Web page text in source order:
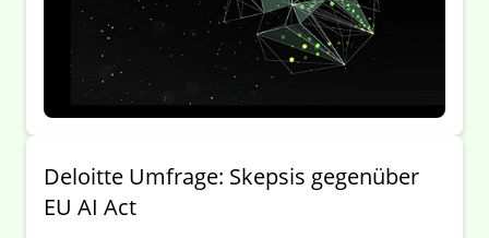
Deloitte Umfrage: Skepsis gegenüber
EU AI Act